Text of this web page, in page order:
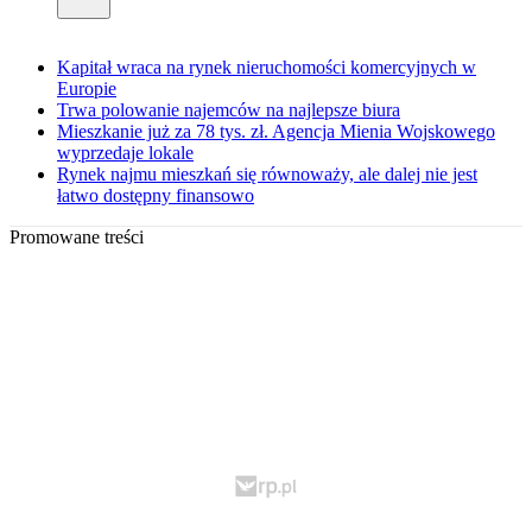
Kapitał wraca na rynek nieruchomości komercyjnych w
Europie
Trwa polowanie najemców na najlepsze biura
Mieszkanie już za 78 tys. zł. Agencja Mienia Wojskowego
wyprzedaje lokale
Rynek najmu mieszkań się równoważy, ale dalej nie jest
łatwo dostępny finansowo
Promowane treści